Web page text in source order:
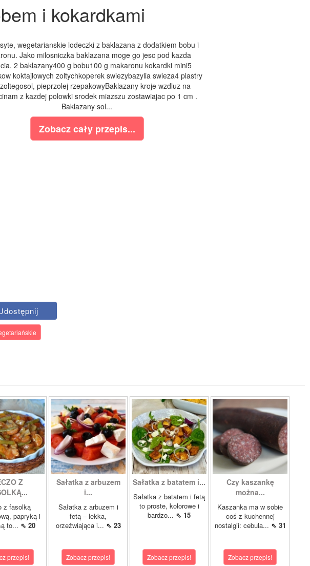
i kokardkami
wegetarianskie lodeczki z baklazana z dodatkiem bobu i
Jako milosniczka baklazana moge go jesc pod kazda
2 baklazany400 g bobu100 g makaronu kokardki mini5
koktajlowych zoltychkoperek swiezybazylia swieza4 plastry
pieprzolej rzepakowyBaklazany kroje wzdluz na
z kazdej polowki srodek miazszu zostawiajac po 1 cm .
Baklazany sol...
Zobacz cały przepis...
Z
z fasolką
papryką i
to... ⇖ 20
przepis!
Sałatka z arbuzem
i...
Sałatka z arbuzem i
fetą – lekka,
orzeźwiająca i... ⇖ 23
Zobacz przepis!
Sałatka z batatem i...
Sałatka z batatem i fetą
to proste, kolorowe i
bardzo... ⇖ 15
Zobacz przepis!
Czy kaszankę
można...
Kaszanka ma w sobie
coś z kuchennej
nostalgii: cebula... ⇖ 31
Zobacz przepis!